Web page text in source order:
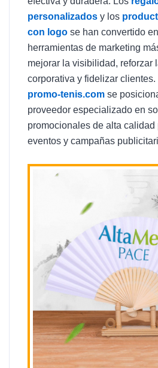
personalizados y los
con logo se han convertido
herramientas de marketing
mejorar la visibilidad, reforzar
corporativa y fidelizar clientes.
promo-tenis.com se
proveedor especializado en
promocionales de alta calidad
eventos y campañas